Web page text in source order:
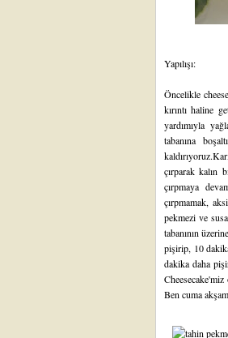
Yapılışı:
Öncelikle
kırıntı haline
yardımıyla
tabanına
çırparak kalın
çırpmaya
çırpmamak,
pekmezi ve
tabanının
pişirip, 10
dakika daha
Cheesecake'miz
Ben cuma